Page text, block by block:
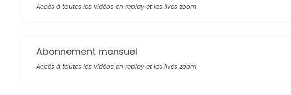
Accès à toutes les vidéos en replay et les lives zoom
Abonnement mensuel
Accès à toutes les vidéos en replay et les lives zoom